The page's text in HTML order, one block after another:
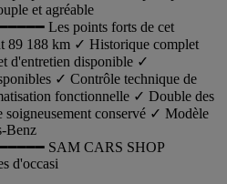
et agréable
Les points forts de cet
89 188 km ✓ Historique complet
d'entretien disponible ✓
✓ Contrôle technique de
fonctionnelle ✓ Double des
conservé ✓ Modèle
Benz
SAM CARS SHOP
d'occasi